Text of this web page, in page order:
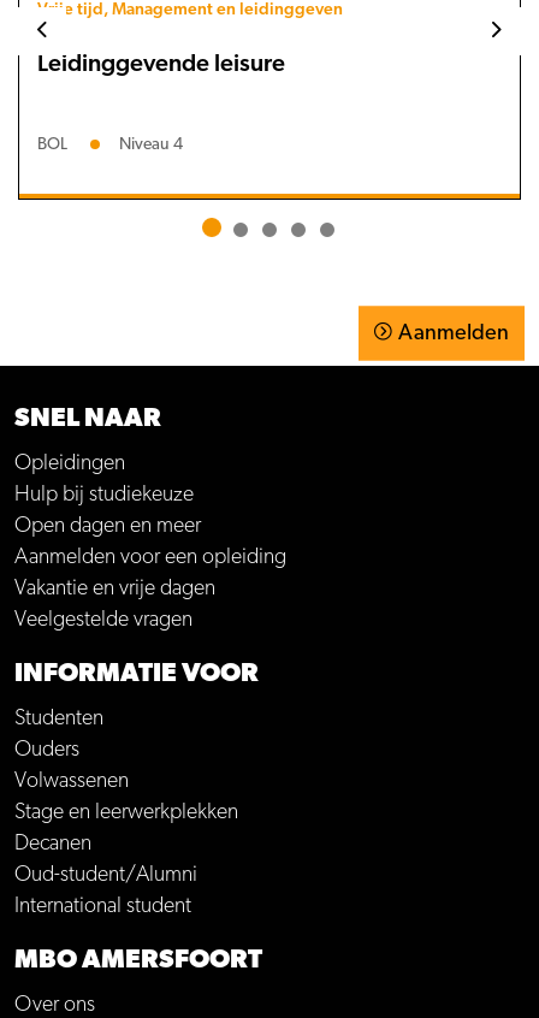
Vrije tijd, Management en leidinggeven
Leidinggevende leisure
BOL Niveau 4
Aanmelden
SNEL NAAR
Opleidingen
Hulp bij studiekeuze
Open dagen en meer
Aanmelden voor een opleiding
Vakantie en vrije dagen
Veelgestelde vragen
INFORMATIE VOOR
Studenten
Ouders
Volwassenen
Stage en leerwerkplekken
Decanen
Oud-student/Alumni
International student
MBO AMERSFOORT
Over ons